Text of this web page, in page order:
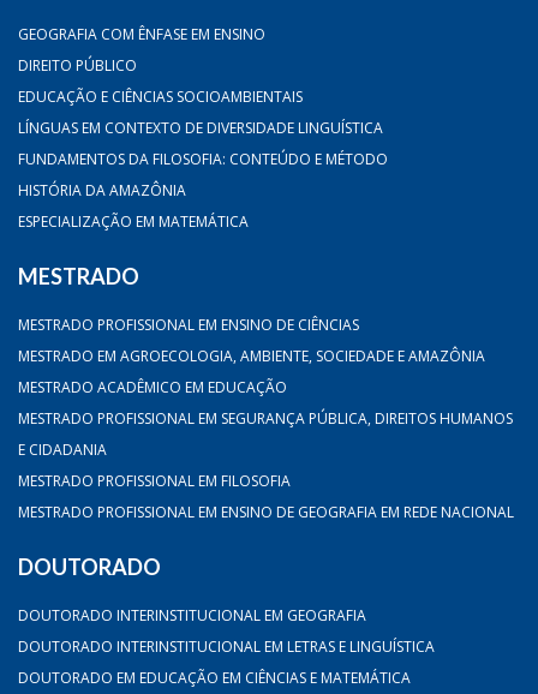
GEOGRAFIA COM ÊNFASE EM ENSINO
DIREITO PÚBLICO
EDUCAÇÃO E CIÊNCIAS SOCIOAMBIENTAIS
LÍNGUAS EM CONTEXTO DE DIVERSIDADE LINGUÍSTICA
FUNDAMENTOS DA FILOSOFIA: CONTEÚDO E MÉTODO
HISTÓRIA DA AMAZÔNIA
ESPECIALIZAÇÃO EM MATEMÁTICA
MESTRADO
MESTRADO PROFISSIONAL EM ENSINO DE CIÊNCIAS
MESTRADO EM AGROECOLOGIA, AMBIENTE, SOCIEDADE E AMAZÔNIA
MESTRADO ACADÊMICO EM EDUCAÇÃO
MESTRADO PROFISSIONAL EM SEGURANÇA PÚBLICA, DIREITOS HUMANOS
E CIDADANIA
MESTRADO PROFISSIONAL EM FILOSOFIA
MESTRADO PROFISSIONAL EM ENSINO DE GEOGRAFIA EM REDE NACIONAL
DOUTORADO
DOUTORADO INTERINSTITUCIONAL EM GEOGRAFIA
DOUTORADO INTERINSTITUCIONAL EM LETRAS E LINGUÍSTICA
DOUTORADO EM EDUCAÇÃO EM CIÊNCIAS E MATEMÁTICA